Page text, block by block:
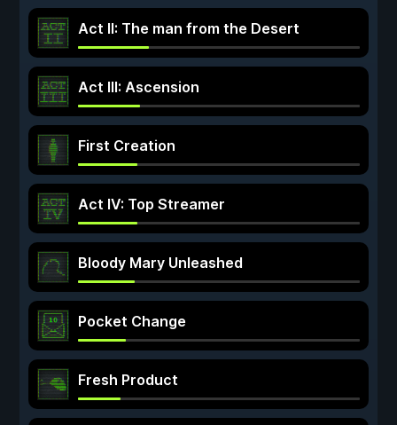
Act II: The man from the Desert
Act III: Ascension
First Creation
Act IV: Top Streamer
Bloody Mary Unleashed
Pocket Change
Fresh Product